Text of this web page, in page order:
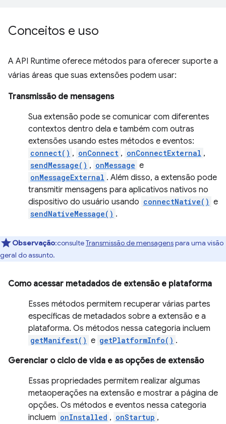
Conceitos e uso
A API Runtime oferece métodos para oferecer suporte a
várias áreas que suas extensões podem usar:
Transmissão de mensagens
Sua extensão pode se comunicar com diferentes
contextos dentro dela e também com outras
extensões usando estes métodos e eventos:
connect() , onConnect , onConnectExternal ,
sendMessage() , onMessage e
onMessageExternal . Além disso, a extensão pode
transmitir mensagens para aplicativos nativos no
dispositivo do usuário usando connectNative() e
sendNativeMessage() .
Observação:consulteTransmissão de mensagenspara uma visão
geral do assunto.
Como acessar metadados de extensão e plataforma
Esses métodos permitem recuperar várias partes
específicas de metadados sobre a extensão e a
plataforma. Os métodos nessa categoria incluem
getManifest() e getPlatformInfo() .
Gerenciar o ciclo de vida e as opções de extensão
Essas propriedades permitem realizar algumas
metaoperações na extensão e mostrar a página de
opções. Os métodos e eventos nessa categoria
incluem onInstalled , onStartup ,